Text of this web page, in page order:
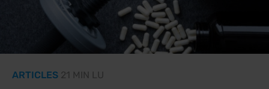
ARTICLES 21 MIN LU